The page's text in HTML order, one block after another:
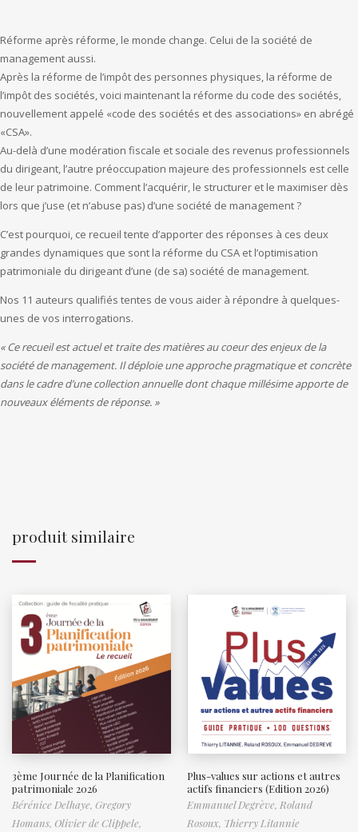
Réforme après réforme, le monde change. Celui de la société de
management aussi.
Après la réforme de l’impôt des personnes physiques, la réforme de
l’impôt des sociétés, voici maintenant la réforme du code des sociétés,
nouvellement appelé «code des sociétés et des associations» en abrégé
«CSA».
Au-delà d’une modération fiscale et sociale des revenus professionnels
du dirigeant, l’autre préoccupation majeure des professionnels est celle
de leur patrimoine. Comment l’acquérir, le structurer et le maximiser dès
lors que j’use (et n’abuse pas) d’une société de management ?
C’est pourquoi, ce recueil tente d’apporter des réponses à ces deux
grandes dynamiques que sont la réforme du CSA et l’optimisation
patrimoniale du dirigeant d’une (de sa) société de management.
Nos 11 auteurs qualifiés tentes de vous aider à répondre à quelques-
unes de vos interrogations.
« Ce recueil est actuel et traite des matières au coeur des enjeux de la
société de management. Il déploie une approche pragmatique et concrète
dans le cadre d’une collection annuelle dont chaque millésime apporte de
nouveaux éléments de réponse. »
produit similaire
3ème Journée de la Planification
patrimoniale 2026
Bérénice Delhaye, Gregory
Homans, Olivier de Clippele,
Plus-values sur actions et autres
actifs financiers (Edition 2026)
Emmanuel Degrève, Roland
Rosoux, Thierry Litannie